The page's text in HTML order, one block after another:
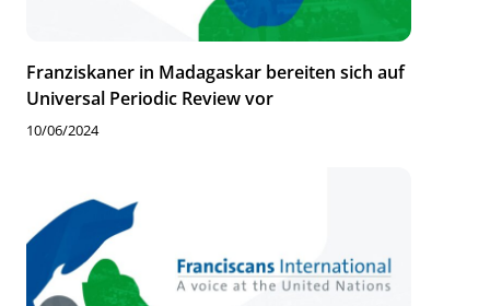
Franziskaner in Madagaskar bereiten sich auf
Universal Periodic Review vor
10/06/2024